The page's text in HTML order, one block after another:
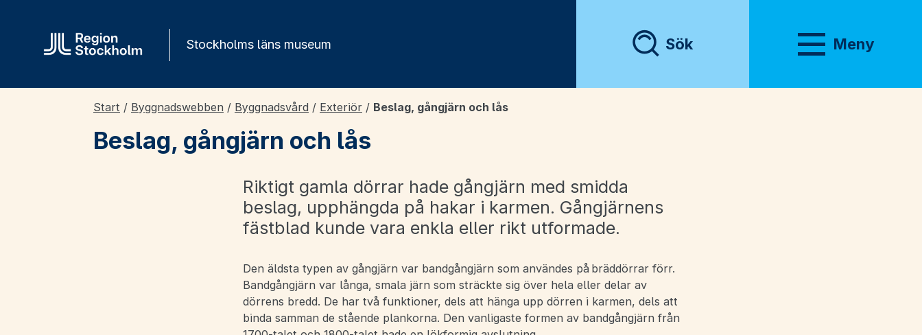
Stockholms läns museum Sök Meny
Visa meny
Start / Byggnadswebben / Byggnadsvård / Exteriör / Beslag, gångjärn och lås
Beslag, gångjärn och lås
Riktigt gamla dörrar hade gångjärn med smidda
beslag, upphängda på hakar i karmen. Gångjärnens
fästblad kunde vara enkla eller rikt utformade.
Den äldsta typen av gångjärn var bandgångjärn som användes på bräddörrar förr.
Bandgångjärn var långa, smala järn som sträckte sig över hela eller delar av
dörrens bredd. De har två funktioner, dels att hänga upp dörren i karmen, dels att
binda samman de stående plankorna. Den vanligaste formen av bandgångjärn från